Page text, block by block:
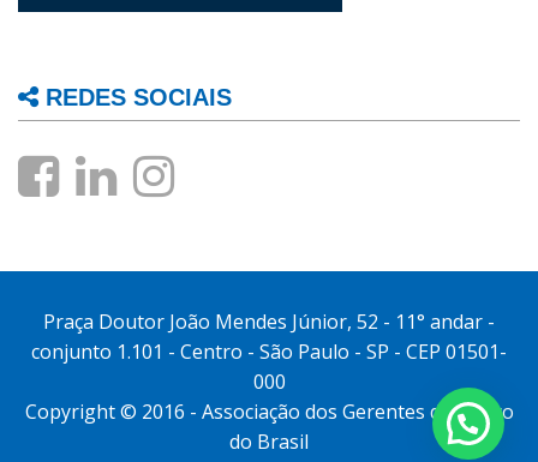
REDES SOCIAIS
Praça Doutor João Mendes Júnior, 52 - 11° andar -
conjunto 1.101 - Centro - São Paulo - SP - CEP 01501-
000
Copyright © 2016 - Associação dos Gerentes do Banco
do Brasil